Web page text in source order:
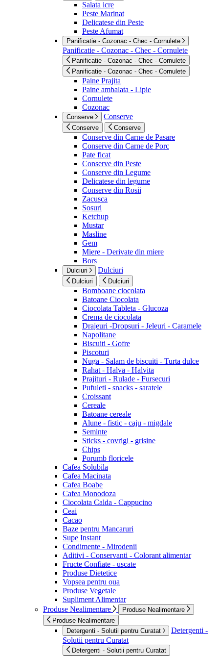
Salata icre
Peste Marinat
Delicatese din Peste
Peste Afumat
Panificatie - Cozonac - Chec - Cornulete
Panificatie - Cozonac - Chec - Cornulete
Panificatie - Cozonac - Chec - Cornulete
Panificatie - Cozonac - Chec - Cornulete
Paine Prajita
Paine ambalata - Lipie
Cornulete
Cozonac
Conserve Conserve
Conserve Conserve
Conserve din Carne de Pasare
Conserve din Carne de Porc
Pate ficat
Conserve din Peste
Conserve din Legume
Delicatese din legume
Conserve din Rosii
Zacusca
Sosuri
Ketchup
Mustar
Masline
Gem
Miere - Derivate din miere
Bors
Dulciuri Dulciuri
Dulciuri Dulciuri
Bomboane ciocolata
Batoane Ciocolata
Ciocolata Tableta - Glucoza
Crema de ciocolata
Drajeuri -Dropsuri - Jeleuri - Caramele
Napolitane
Biscuiti - Gofre
Piscoturi
Nuga - Salam de biscuiti - Turta dulce
Rahat - Halva - Halvita
Prajituri - Rulade - Fursecuri
Pufuleti - snacks - saratele
Croissant
Cereale
Batoane cereale
Alune - fistic - caju - migdale
Seminte
Sticks - covrigi - grisine
Chips
Porumb floricele
Cafea Solubila
Cafea Macinata
Cafea Boabe
Cafea Monodoza
Ciocolata Calda - Cappucino
Ceai
Cacao
Baze pentru Mancaruri
Supe Instant
Condimente - Mirodenii
Aditivi - Conservanti - Colorant alimentar
Fructe Confiate - uscate
Produse Dietetice
Vopsea pentru oua
Produse Vegetale
Supliment Alimentar
Produse Nealimentare
Produse Nealimentare
Produse Nealimentare
Detergenti - Solutii pentru Curatat
Detergenti -
Solutii pentru Curatat
Detergenti - Solutii pentru Curatat